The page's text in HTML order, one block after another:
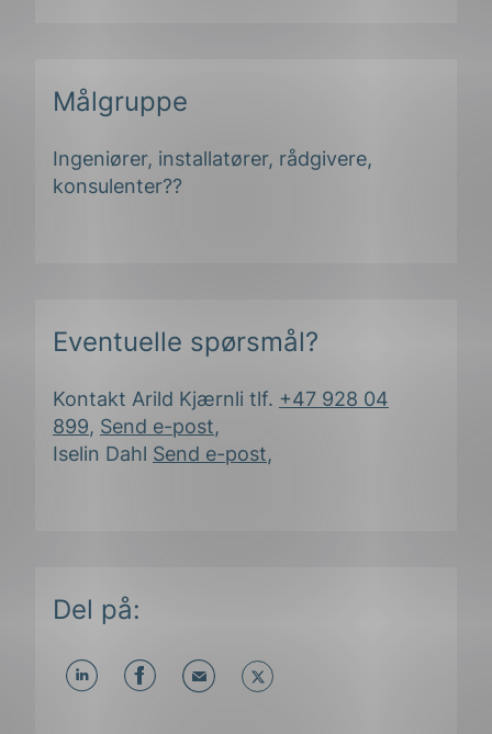
Målgruppe
Ingeniører, installatører, rådgivere,
konsulenter??
Eventuelle spørsmål?
Kontakt Arild Kjærnli tlf. +47 928 04
899, Send e-post,
Iselin Dahl Send e-post,
Del på: